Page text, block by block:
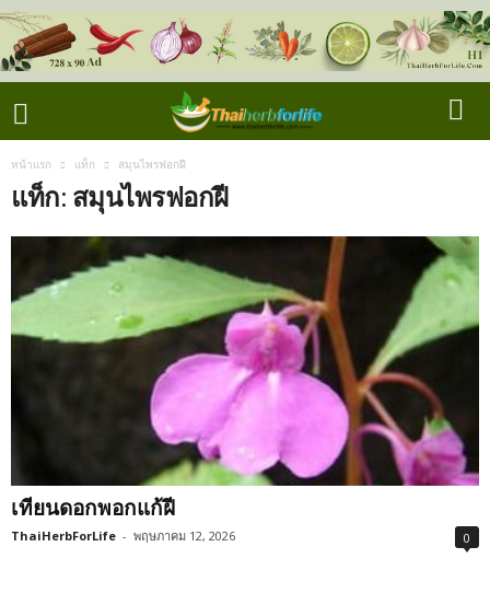
หน้าแรก แท็ก สมุนไพรฟอกฝี
แท็ก: สมุนไพรฟอกฝี
เทียนดอกพอกแก้ฝี
ThaiHerbForLife - พฤษภาคม 12, 2026 0